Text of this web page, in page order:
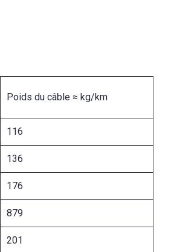
Poids du câble ≈ kg/km
116
136
176
879
201